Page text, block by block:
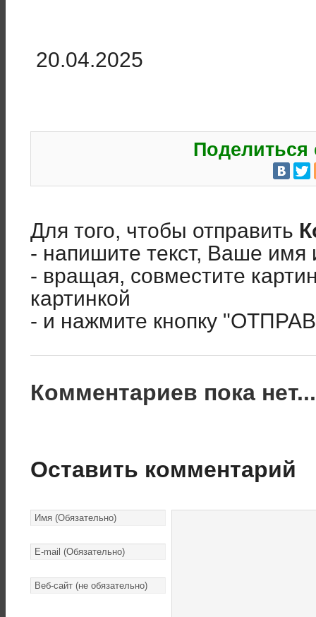
20.04.2025
Поделиться
Для того, чтобы отправить
- напишите текст, Ваше имя
- вращая, совместите
картинкой
- и нажмите кнопку
Комментариев пока
Оставить комментарий